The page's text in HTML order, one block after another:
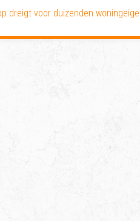
dreigt voor duizenden